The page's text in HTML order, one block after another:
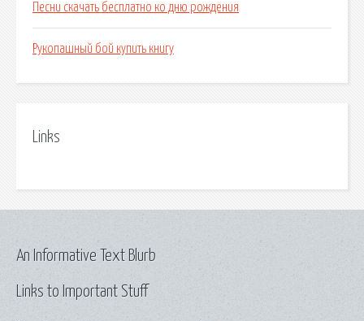
Песни скачать бесплатно ко дню рождения
Рукопашный бой купить книгу
Links
Links to Important Stuff
An Informative Text Blurb